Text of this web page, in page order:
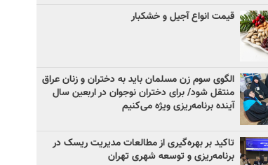
قیمت انواع آجیل و خشکبار
الگوی سوم زن مسلمان باید به دختران و زنان عراق
منتقل شود/ برای دختران نوجوان در اربعین سال
آینده برنامه‌ریزی ویژه می‌کنیم
تاکید بر بهره‌گیری از مطالعات مدیریت ریسک در
برنامه‌ریزی و توسعه شهری تهران